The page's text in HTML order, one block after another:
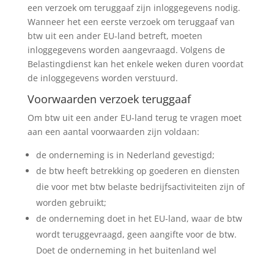
een verzoek om teruggaaf zijn inloggegevens nodig.
Wanneer het een eerste verzoek om teruggaaf van
btw uit een ander EU-land betreft, moeten
inloggegevens worden aangevraagd. Volgens de
Belastingdienst kan het enkele weken duren voordat
de inloggegevens worden verstuurd.
Voorwaarden verzoek teruggaaf
Om btw uit een ander EU-land terug te vragen moet
aan een aantal voorwaarden zijn voldaan:
de onderneming is in Nederland gevestigd;
de btw heeft betrekking op goederen en diensten
die voor met btw belaste bedrijfsactiviteiten zijn of
worden gebruikt;
de onderneming doet in het EU-land, waar de btw
wordt teruggevraagd, geen aangifte voor de btw.
Doet de onderneming in het buitenland wel